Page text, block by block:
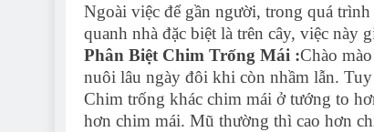
Ngoài việc để gần người, trong quá
quanh nhà đặc biệt là trên cây, việc này
Phân Biệt Chim Trống Mái :Chào
nuôi lâu ngày đôi khi còn nhầm lẫn.
Chim trống khác chim mái ở tướng to
hơn chim mái. Mũ thường thì cao hơn